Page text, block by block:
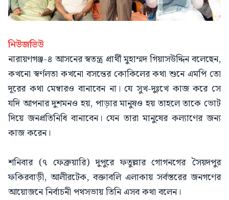
নিউজভিউ
নারায়ণগঞ্জ-৪ আসনের স্বতন্ত্র প্রার্থী মুহাম্মদ গিয়াসউদ্দিন বলেছেন,
কখনো স্বর্ণলতা কখনো বসন্তের কোকিলের কথা শুনে এমপি তো
দূরের কথা মেম্বারও বানাবেন না। যে সুখ-দুঃখে কাজ করে সে
যদি আপনার দুশমনও হয়, পাড়ার মানুষও হয় তাহলে তাকে ভোট
দিয়ে জনপ্রতিনিধি বানাবেন। যেন তারা মানুষের কল্যাণের জন্য
কাজ করেন।
শনিবার (৭ ফেব্রুয়ারি) দুপুরে ফতুল্লার গোগনগের সৈয়দপুর
ফকিরবাড়ী, আলীরটেক, বক্তাবলি এলাকায় সর্বস্তরের জনগণের
আয়োজনে নির্বাচনী পথসভায় তিনি এসব কথা বলেন।